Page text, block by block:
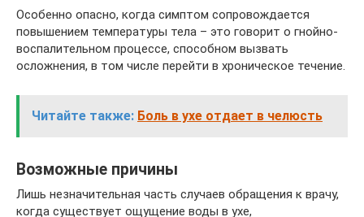
Особенно опасно, когда симптом сопровождается
повышением температуры тела – это говорит о гнойно-
воспалительном процессе, способном вызвать
осложнения, в том числе перейти в хроническое течение.
Читайте также: Боль в ухе отдает в челюсть
Возможные причины
Лишь незначительная часть случаев обращения к врачу,
когда существует ощущение воды в ухе,